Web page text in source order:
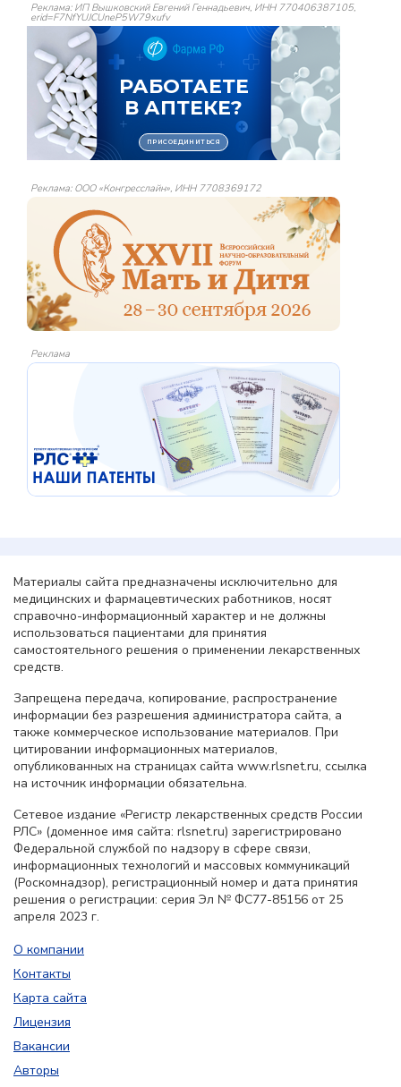
Реклама: ИП Вышковский Евгений Геннадьевич, ИНН 770406387105,
erid=F7NfYUJCUneP5W79xufv
Реклама: ООО «Конгресслайн», ИНН 7708369172
Реклама
Материалы сайта предназначены исключительно для
медицинских и фармацевтических работников, носят
справочно-информационный характер и не должны
использоваться пациентами для принятия
самостоятельного решения о применении лекарственных
средств.
Запрещена передача, копирование, распространение
информации без разрешения администратора сайта, а
также коммерческое использование материалов. При
цитировании информационных материалов,
опубликованных на страницах сайта www.rlsnet.ru, ссылка
на источник информации обязательна.
Сетевое издание «Регистр лекарственных средств России
РЛС» (доменное имя сайта: rlsnet.ru) зарегистрировано
Федеральной службой по надзору в сфере связи,
информационных технологий и массовых коммуникаций
(Роскомнадзор), регистрационный номер и дата принятия
решения о регистрации: серия Эл № ФС77-85156 от 25
апреля 2023 г.
О компании
Контакты
Карта сайта
Лицензия
Вакансии
Авторы